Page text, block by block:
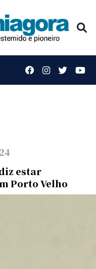
estar
Porto Velho